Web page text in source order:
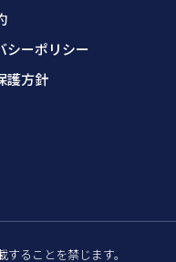
シーポリシー
護方針
ることを禁じます。